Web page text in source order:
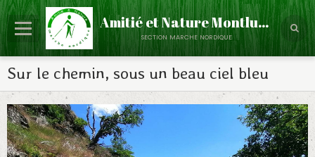
Amitié et Nature Montluçon
section marche nordique
Accueil
Le Club
Partenaires
Calendrier
Sur le chemin, sous un beau ciel bleu